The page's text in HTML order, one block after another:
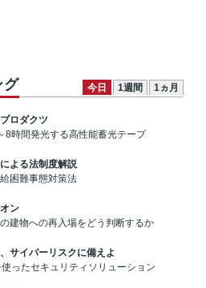
グ 今日 1週間 1ヵ月
ロダクツ
8時間発光する高性能蓄光テープ
よる法制度解説
困難事態対策法
ン
建物への再入場をどう判断するか
サイバーリスクに備えよ
ったセキュリティソリューション